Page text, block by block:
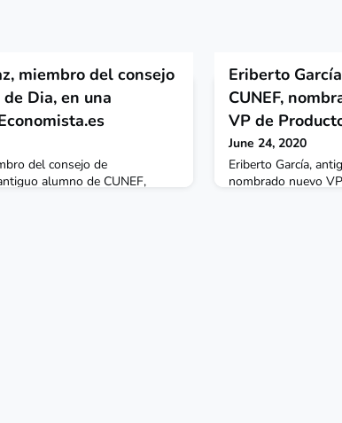
miembro del consejo
Dia, en una
del consejo de
alumno de CUNEF,
Eriberto
CUNEF,
VP de
June 24, 2020
Eriberto García,
nombrado nuevo